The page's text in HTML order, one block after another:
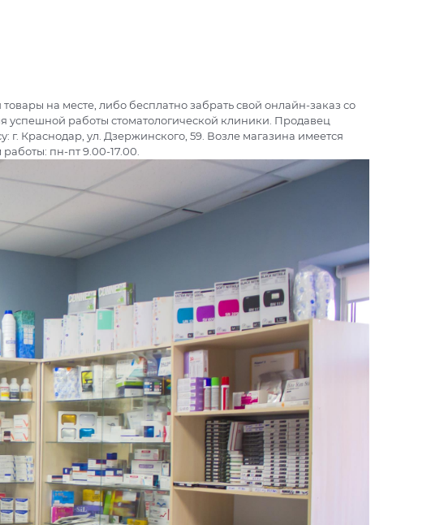
на месте, либо бесплатно забрать свой онлайн-заказ со
успешной работы стоматологической клиники. Продавец
Краснодар, ул. Дзержинского, 59. Возле магазина имеется
пн-пт 9.00-17.00.